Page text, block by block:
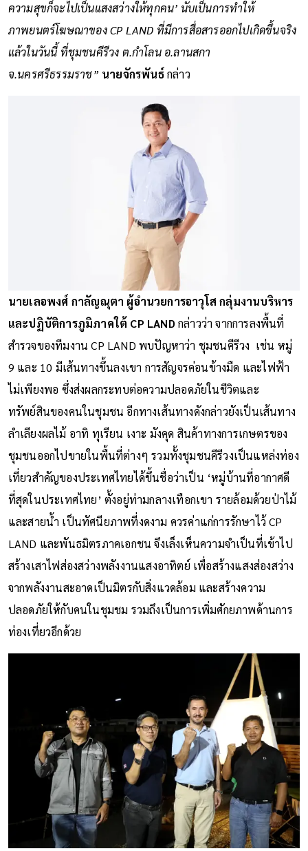
ความสุขก็จะไปเป็นแสงสว่างให้ทุกคน’ นับเป็นการทำให้
ภาพยนตร์โฆษณาของ CP LAND ที่มีการสื่อสารออกไปเกิดขึ้นจริง
แล้วในวันนี้ ที่ชุมชนคีรีวง ต.กำโลน อ.ลานสกา
จ.นครศรีธรรมราช” นายจักรพันธ์กล่าว
นายเลอพงศ์ กาลัญณุตา ผู้อำนวยการอาวุโส กลุ่มงานบริหาร
และปฏิบัติการภูมิภาคใต้ CP LANDกล่าวว่า จากการลงพื้นที่
สำรวจของทีมงาน CP LAND พบปัญหาว่า ชุมชนคีรีวง เช่น หมู่
9 และ 10 มีเส้นทางขึ้นลงเขา การสัญจรค่อนข้างมืด และไฟฟ้า
ไม่เพียงพอ ซึ่งส่งผลกระทบต่อความปลอดภัยในชีวิตและ
ทรัพย์สินของคนในชุมชน อีกทางเส้นทางดังกล่าวยังเป็นเส้นทาง
ลำเลียงผลไม้ อาทิ ทุเรียน เงาะ มังคุด สินค้าทางการเกษตรของ
ชุมชนออกไปขายในพื้นที่ต่างๆ รวมทั้งชุมชนคีรีวงเป็นแหล่งท่อง
เที่ยวสำคัญของประเทศไทยได้ขึ้นชื่อว่าเป็น ‘หมู่บ้านที่อากาศดี
ที่สุดในประเทศไทย’ ตั้งอยู่ท่ามกลางเทือกเขา รายล้อมด้วยป่าไม้
และสายน้ำ เป็นทัศนียภาพที่งดงาม ควรค่าแก่การรักษาไว้ CP
LAND และพันธมิตรภาคเอกชน จึงเล็งเห็นความจำเป็นที่เข้าไป
สร้างเสาไฟส่องสว่างพลังงานแสงอาทิตย์ เพื่อสร้างแสงส่องสว่าง
จากพลังงานสะอาดเป็นมิตรกับสิ่งแวดล้อม และสร้างความ
ปลอดภัยให้กับคนในชุมชม รวมถึงเป็นการเพิ่มศักยภาพด้านการ
ท่องเที่ยวอีกด้วย